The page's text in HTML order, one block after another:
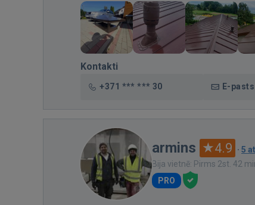
Kontakti
+371 *** *** 30 E-pasts
armins 4.9 · 5
Bija vietnē: Pirms 2st. 42
PRO